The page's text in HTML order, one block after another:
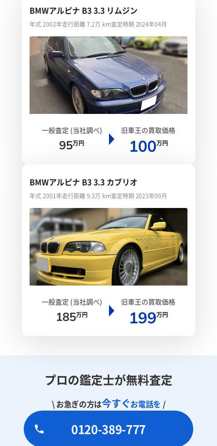
BMWアルピナ B3 3.3 リムジン
年式 2002年走行距離 7.2万 km査定時期 2024年04月
一般査定 (当社調べ)
95万円
旧車王の買取価格
100万円
BMWアルピナ B3 3.3 カブリオ
年式 2001年走行距離 9.3万 km査定時期 2023年09月
一般査定 (当社調べ)
185万円
旧車王の買取価格
199万円
プロの鑑定士が無料査定
\ お急ぎの方は今すぐお電話を /
0120-389-777